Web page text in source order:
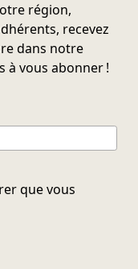
région,
recevez
dans notre
à vous abonner !
que vous